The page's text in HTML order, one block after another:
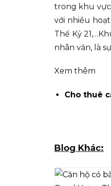
trong khu vực
với nhiều
Thế Kỷ
nhân văn, là
Xem thêm
Cho thuê
Blog Khác: